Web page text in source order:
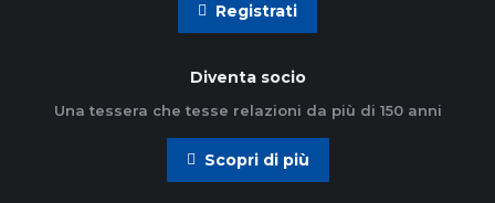
Registrati
Diventa socio
Una tessera che tesse relazioni da più di 150 anni
Scopri di più